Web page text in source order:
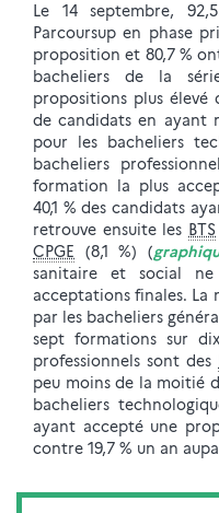
Le 14 septembre,
Parcoursup en phase
proposition et 80,7 %
bacheliers de la
propositions plus élevé
de candidats en ayant
pour les bacheliers
bacheliers
formation la plus
40,1 % des candidats
retrouve ensuite les BTS
CPGE (8,1 %) (
sanitaire et social ne
acceptations finales. La
par les bacheliers
sept formations sur
professionnels sont des
peu moins de la moitié
bacheliers
ayant accepté une
contre 19,7 % un an